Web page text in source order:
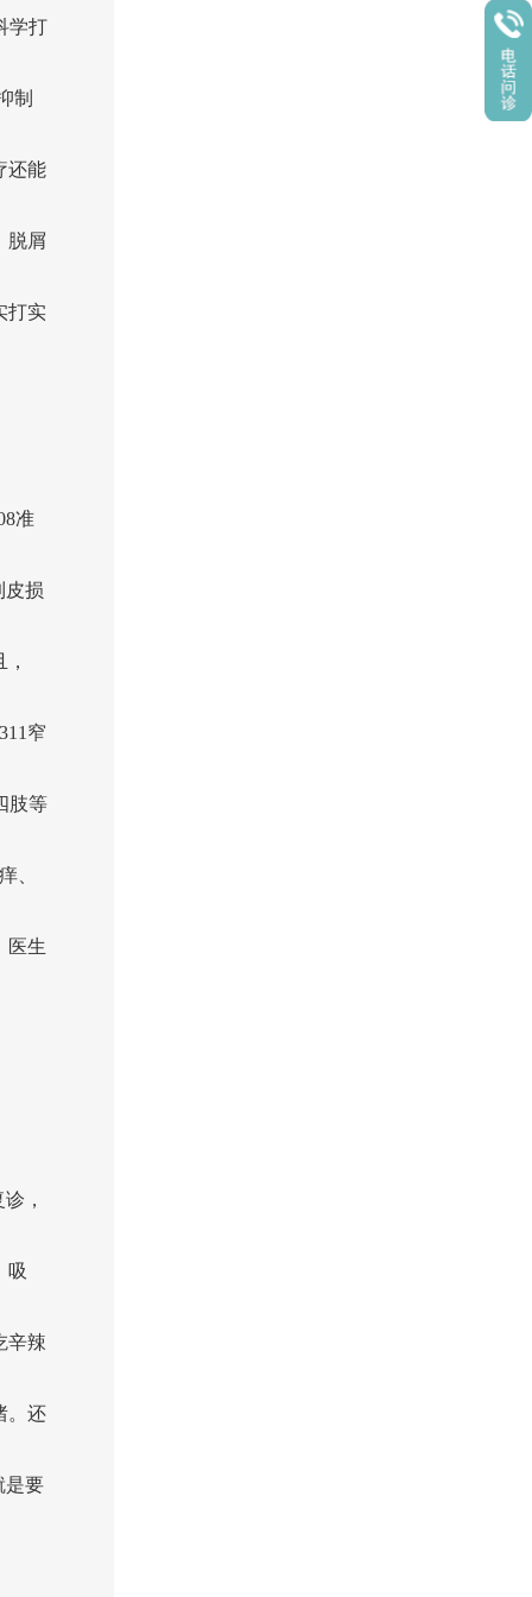
学打
制
还能
脱屑
打实
准
皮损
窄
肢等
、
医生
，
吸
辛辣
。还
是要